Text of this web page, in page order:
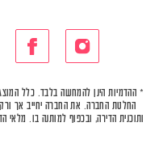
* ההדמיות הינן להמחשה בלבד. כלל
החלטת החברה. את החברה יחייב אך
ותוכנית הדירה, ובכפוף למותנה בו. מלאי